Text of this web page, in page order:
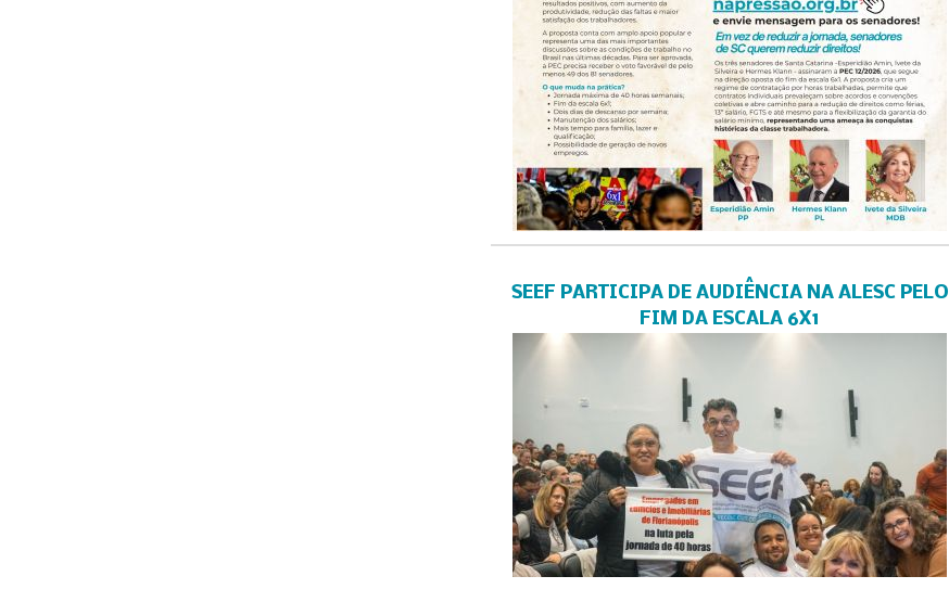
SEEF PARTICIPA DE AUDIÊNCIA NA ALESC PELO
FIM DA ESCALA 6X1